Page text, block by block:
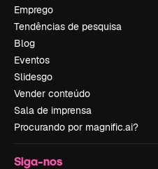
Emprego
Tendências de pesquisa
Blog
Eventos
Slidesgo
Vender conteúdo
Sala de imprensa
Procurando por magnific.ai?
Siga-nos